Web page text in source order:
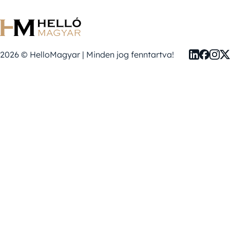
2026 © HelloMagyar | Minden jog fenntartva!